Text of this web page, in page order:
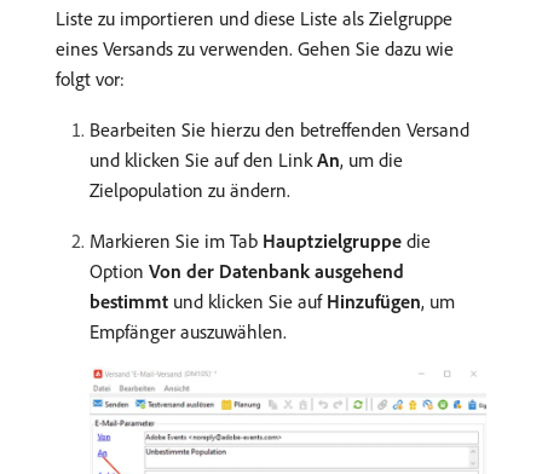
Liste zu importieren und diese Liste als Zielgruppe
eines Versands zu verwenden. Gehen Sie dazu wie
folgt vor:
Bearbeiten Sie hierzu den betreffenden Versand
und klicken Sie auf den LinkAn, um die
Zielpopulation zu ändern.
Markieren Sie im Tab Hauptzielgruppe die
Option Von der Datenbank ausgehend
bestimmt und klicken Sie auf Hinzufügen, um
Empfänger auszuwählen.